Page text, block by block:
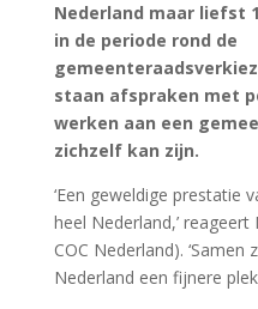
Nederland maar liefst
in de periode rond de
staan afspraken met
werken aan een
zichzelf kan zijn.
‘Een geweldige prestatie
heel Nederland,’
COC Nederland).
Nederland een fijnere